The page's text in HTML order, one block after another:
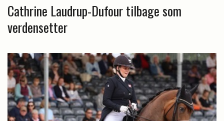
Cathrine Laudrup-Dufour tilbage som
verdensetter